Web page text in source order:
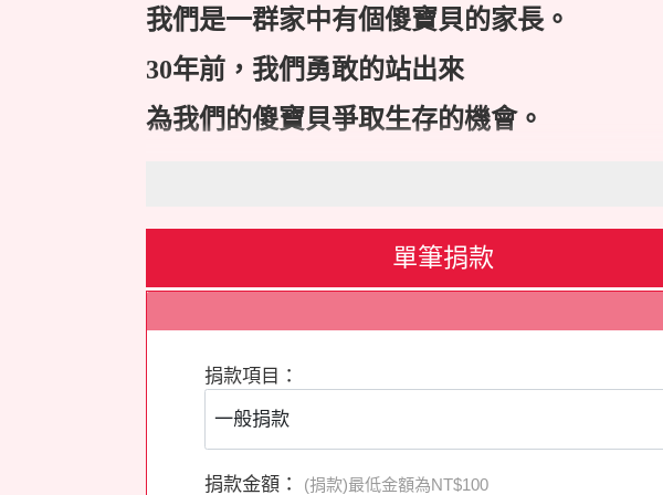
我們是一群家中有個傻寶貝的家長。
30年前，我們勇敢的站出來
為我們的傻寶貝爭取生存的機會。
我們亟需要更多的朋友支持我們，
您的捐款讓我們更有能力提供全方位的服務！
單筆捐款
捐款項目：
捐款金額： (捐款)最低金額為NT$100